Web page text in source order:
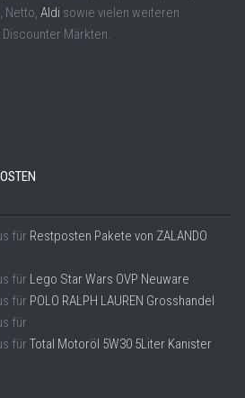
Netto, Aldi sowie vielen weiteren
Märkten.
für Restposten Pakete von ZALANDO
für Lego Star Wars OVP Neuware
für POLO RALPH LAUREN Grosshandel
für
für Total Motoröl 5W30 5Liter Kanister